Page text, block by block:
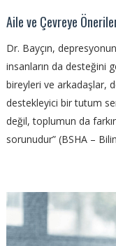
Aile ve Çevreye
Dr. Bayçın,
insanların da desteğini
bireyleri ve arkadaşlar,
destekleyici bir tutum
değil, toplumun da
sorunudur” (BSHA –